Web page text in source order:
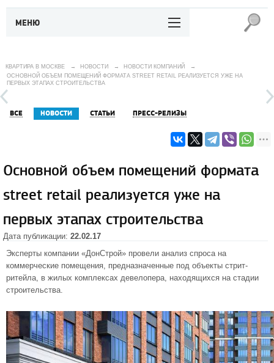
МЕНЮ
КВАРТИРА В МОСКВЕ → НОВОСТИ → НОВОСТИ КОМПАНИЙ
→
ОСНОВНОЙ ОБЪЕМ ПОМЕЩЕНИЙ ФОРМАТА STREET RETAIL РЕАЛИЗУЕТСЯ УЖЕ НА
ПЕРВЫХ ЭТАПАХ СТРОИТЕЛЬСТВА
ВСЕ НОВОСТИ СТАТЬИ ПРЕСС-РЕЛИЗЫ
Основной объем помещений формата
street retail реализуется уже на
первых этапах строительства
Дата публикации: 22.02.17
Эксперты компании «ДонСтрой» провели анализ спроса на
коммерческие помещения, предназначенные под объекты стрит-
ритейла, в жилых комплексах девелопера, находящихся на стадии
строительства.